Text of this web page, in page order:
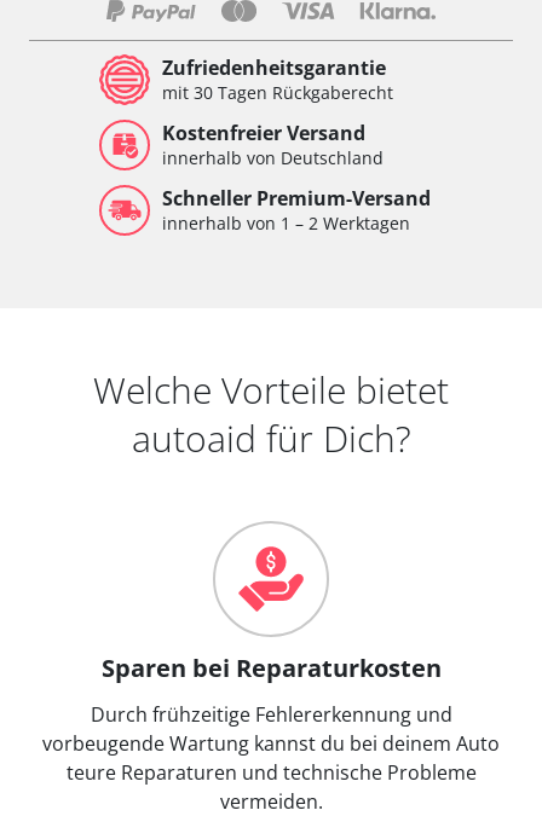
Zufriedenheitsgarantie
mit 30 Tagen Rückgaberecht
Kostenfreier Versand
innerhalb von Deutschland
Schneller Premium-Versand
innerhalb von 1 – 2 Werktagen
Welche Vorteile bietet
autoaid für Dich?
Sparen bei Reparaturkosten
Durch frühzeitige Fehlererkennung und
vorbeugende Wartung kannst du bei deinem Auto
teure Reparaturen und technische Probleme
vermeiden.